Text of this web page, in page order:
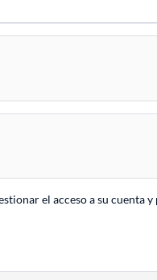
el acceso a su cuenta